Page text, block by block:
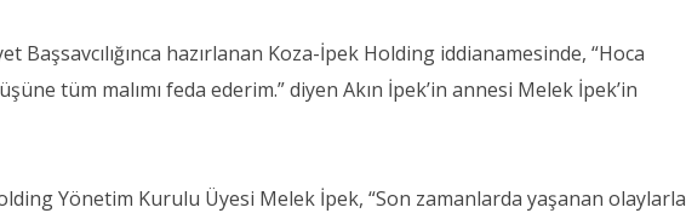
Başsavcılığınca hazırlanan Koza-İpek Holding iddianamesinde, “Hoca
tüm malımı feda ederim.” diyen Akın İpek’in annesi Melek İpek’in
Yönetim Kurulu Üyesi Melek İpek, “Son zamanlarda yaşanan olaylarla